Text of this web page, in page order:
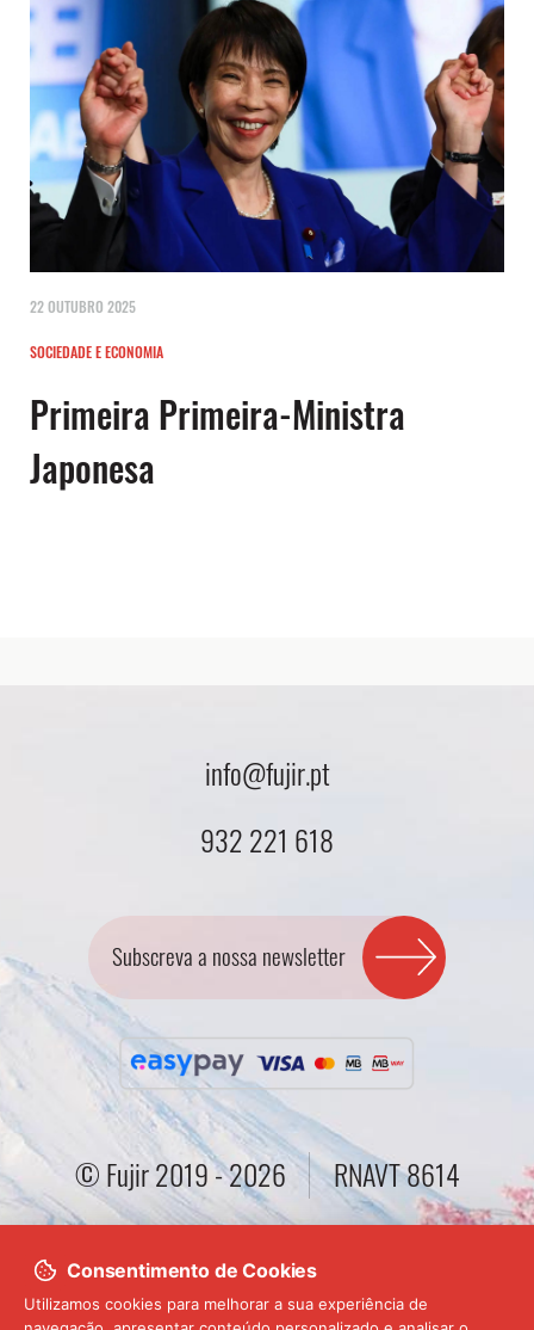
22 OUTUBRO 2025
SOCIEDADE E ECONOMIA
Primeira Primeira-Ministra
Japonesa
info@fujir.pt
932 221 618
Subscreva a nossa newsletter
© Fujir 2019 - 2026 RNAVT 8614
Termos e Condições
Política de Privacidade
Consentimento de Cookies
Utilizamos cookies para melhorar a sua experiência de